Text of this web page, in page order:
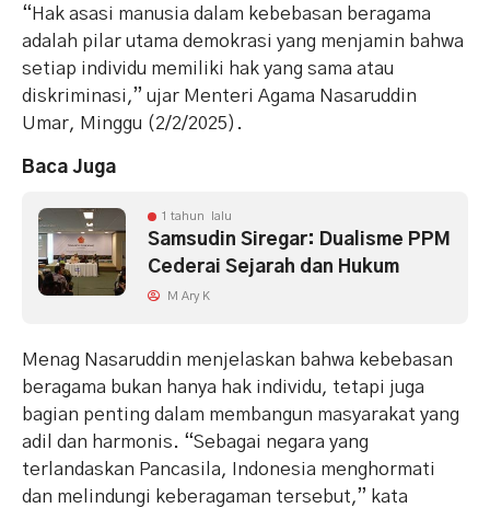
“Hak asasi manusia dalam kebebasan beragama
adalah pilar utama demokrasi yang menjamin bahwa
setiap individu memiliki hak yang sama atau
diskriminasi,” ujar Menteri Agama Nasaruddin
Umar, Minggu (2/2/2025).
Baca Juga
1 tahun lalu
Samsudin Siregar: Dualisme PPM
Cederai Sejarah dan Hukum
M Ary K
Menag Nasaruddin menjelaskan bahwa kebebasan
beragama bukan hanya hak individu, tetapi juga
bagian penting dalam membangun masyarakat yang
adil dan harmonis. “Sebagai negara yang
terlandaskan Pancasila, Indonesia menghormati
dan melindungi keberagaman tersebut,” kata